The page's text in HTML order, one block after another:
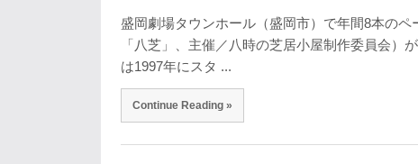
盛岡劇場タウンホール（盛岡市）で年間8本の
「八芝」、主催／八時の芝居小屋制作委員会）
は1997年にスタ ...
Continue Reading »